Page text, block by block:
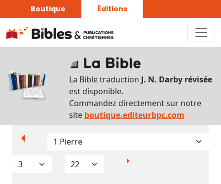
Boutique Éditions
La Bible traduction J. N. Darby révisée
est disponible.
Commandez directement sur notre
site boutique.editeurbpc.com
d’affichage
Par
verset
Translittérations
Analyse